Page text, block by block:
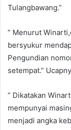
Tulangbawang.”
” Menurut
bersyukur
Pengundian
setempat.”
” Dikatakan
mempunyai
menjadi angka